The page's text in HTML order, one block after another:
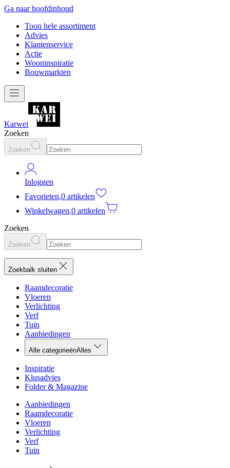
Ga naar hoofdinhoud
Toon hele assortiment
Advies
Klantenservice
Actie
Wooninspiratie
Bouwmarkten
Karwei
Zoeken
Zoeken
Inloggen
Favorieten,0 artikelen
Winkelwagen,0 artikelen
Zoeken
Zoeken
Zoekbalk sluiten
Raamdecoratie
Vloeren
Verlichting
Verf
Tuin
Aanbiedingen
Alle categorieënAlles
Inspiratie
Klusadvies
Folder & Magazine
Aanbiedingen
Raamdecoratie
Vloeren
Verlichting
Verf
Tuin